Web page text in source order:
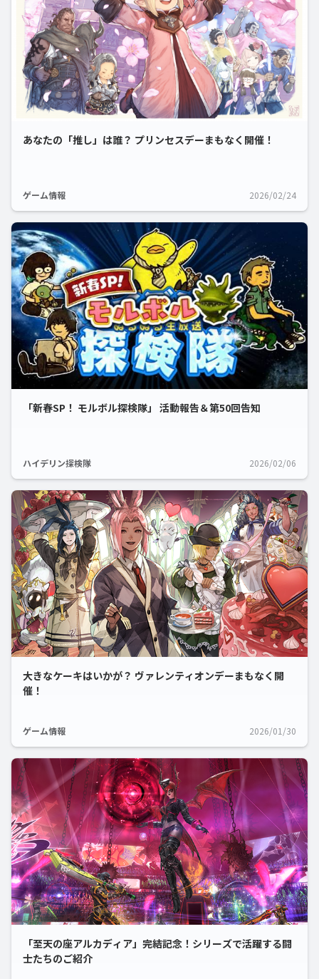
あなたの「推し」は誰？ プリンセスデーまもなく開催！
ゲーム情報 2026/02/24
「新春SP！ モルボル探検隊」 活動報告＆第50回告知
ハイデリン探検隊 2026/02/06
大きなケーキはいかが？ ヴァレンティオンデーまもなく開
催！
ゲーム情報 2026/01/30
「至天の座アルカディア」完結記念！シリーズで活躍する闘
士たちのご紹介